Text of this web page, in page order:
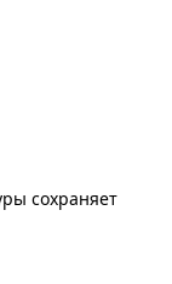
сохраняет